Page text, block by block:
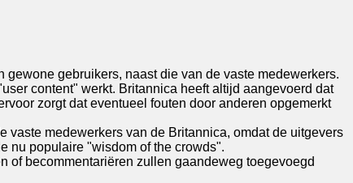
gebruikers, naast die van de vaste medewerkers.
content" werkt. Britannica heeft altijd aangevoerd dat
zorgt dat eventueel fouten door anderen opgemerkt
medewerkers van de Britannica, omdat de uitgevers
nu populaire "wisdom of the crowds".
of becommentariëren zullen gaandeweg toegevoegd